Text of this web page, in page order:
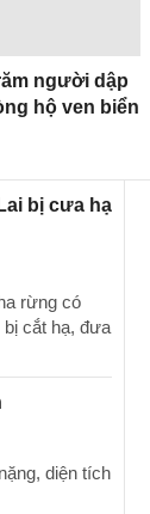
người dập
hộ ven biển
bị cưa hạ
rừng có
cắt hạ, đưa
diện tích